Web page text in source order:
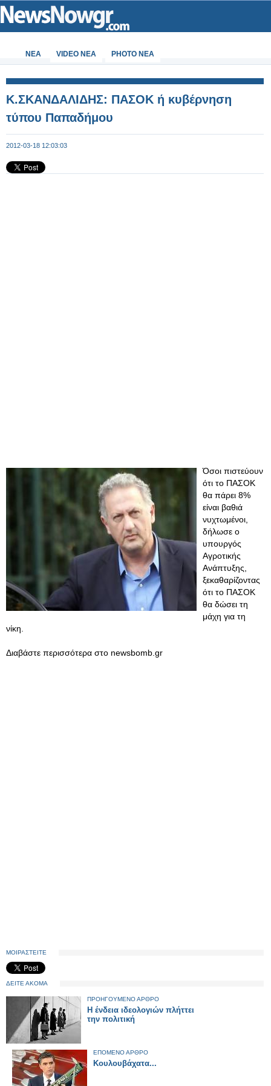
ΝΕΑ VIDEO NEA PHOTO NEA
Κ.ΣΚΑΝΔΑΛΙΔΗΣ: ΠΑΣΟΚ ή κυβέρνηση
τύπου Παπαδήμου
2012-03-18 12:03:03
Όσοι πιστεύουν
ότι το ΠΑΣΟΚ
θα πάρει 8%
είναι βαθιά
νυχτωμένοι,
δήλωσε ο
υπουργός
Αγροτικής
Ανάπτυξης,
ξεκαθαρίζοντας
ότι το ΠΑΣΟΚ
θα δώσει τη
μάχη για τη
νίκη.
Διαβάστε περισσότερα στο newsbomb.gr
ΜΟΙΡΑΣΤΕΙΤΕ
ΔΕΙΤΕ ΑΚΟΜΑ
ΠΡΟΗΓΟΥΜΕΝΟ ΑΡΘΡΟ
Η ένδεια ιδεολογιών πλήττει
την πολιτική
ΕΠΟΜΕΝΟ ΑΡΘΡΟ
Κουλουβάχατα...